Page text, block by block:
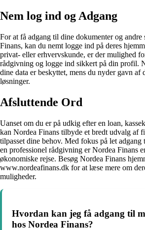
Nem log ind og Adgang
For at få adgang til dine dokumenter og andre
Finans, kan du nemt logge ind på deres
privat- eller erhvervskunde, er der mulighed
rådgivning og logge ind sikkert på din profil.
dine data er beskyttet, mens du nyder gavn af
løsninger.
Afsluttende Ord
Uanset om du er på udkig efter en loan,
kan Nordea Finans tilbyde et bredt udvalg af
tilpasset dine behov. Med fokus på let
en professionel rådgivning er Nordea Finans
økonomiske rejse. Besøg Nordea Finans
www.nordeafinans.dk for at læse mere om
muligheder.
Hvordan kan jeg få adgang til
hos Nordea Finans?